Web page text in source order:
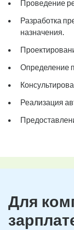
Проведение
Разработка
назначения.
Определение
Реализация
Для